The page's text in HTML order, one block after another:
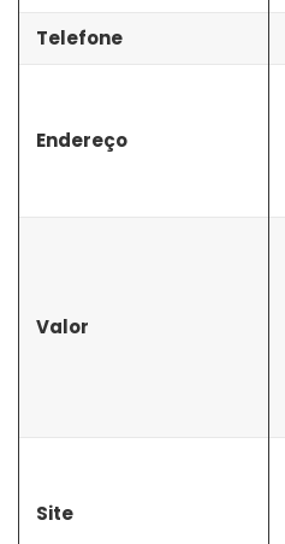
Telefone
Endereço
Valor
Site